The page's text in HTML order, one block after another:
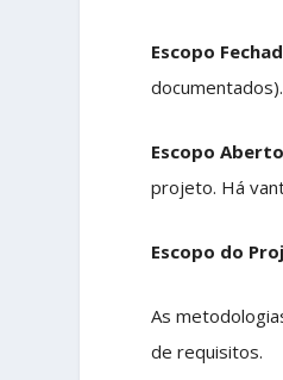
Escopo
Escopo Aberto
projeto. Há
Escopo do
As
de requisitos.